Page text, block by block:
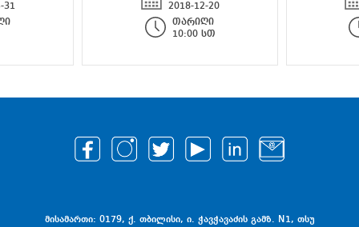
31
2018-12-20
თარიღი
10:00 სთ
მისამართი: 0179, ქ. თბილისი, ი. ჭავჭავაძის გამზ. N1, თსუ